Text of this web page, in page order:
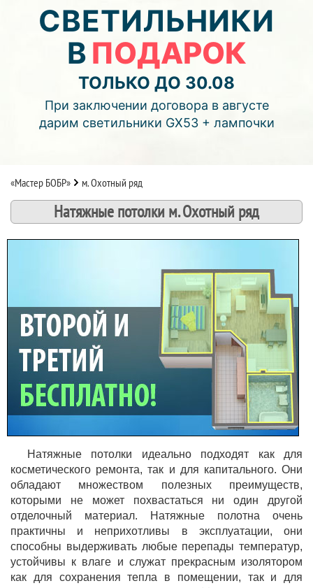
05 10 13
дней часов мин.
Подробнее об акции >>
Монтаж двухуровнего потолка
с фотопечатью и подсветкой (смотреть видео)
СВЕТИЛЬНИКИ
ВПОДАРОК
ТОЛЬКО ДО 30.08
При заключении договора в августе
дарим светильники GX53 + лампочки
«Мастер БОБР» м. Охотный ряд
Натяжные потолки м. Охотный ряд
Натяжные потолки идеально подходят как для
косметического ремонта, так и для капитального. Они
обладают множеством полезных преимуществ,
которыми не может похвастаться ни один другой
отделочный материал. Натяжные полотна очень
практичны и неприхотливы в эксплуатации, они
способны выдерживать любые перепады температур,
устойчивы к влаге и служат прекрасным изолятором
как для сохранения тепла в помещении, так и для